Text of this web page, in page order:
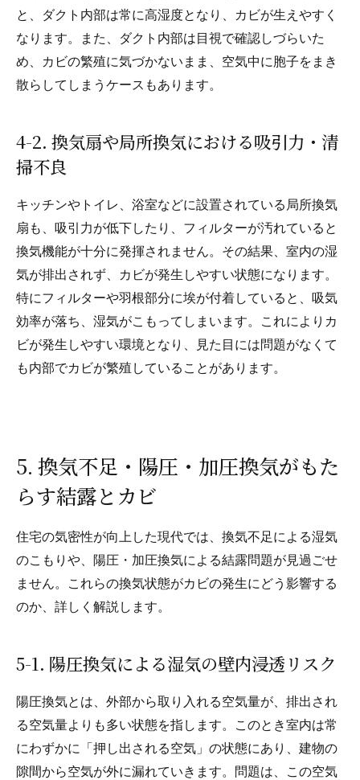
と、ダクト内部は常に高湿度となり、カビが生えやすく
なります。また、ダクト内部は目視で確認しづらいた
め、カビの繁殖に気づかないまま、空気中に胞子をまき
散らしてしまうケースもあります。
4-2. 換気扇や局所換気における吸引力・清
掃不良
キッチンやトイレ、浴室などに設置されている局所換気
扇も、吸引力が低下したり、フィルターが汚れていると
換気機能が十分に発揮されません。その結果、室内の湿
気が排出されず、カビが発生しやすい状態になります。
特にフィルターや羽根部分に埃が付着していると、吸気
効率が落ち、湿気がこもってしまいます。これによりカ
ビが発生しやすい環境となり、見た目には問題がなくて
も内部でカビが繁殖していることがあります。
5. 換気不足・陽圧・加圧換気がもた
らす結露とカビ
住宅の気密性が向上した現代では、換気不足による湿気
のこもりや、陽圧・加圧換気による結露問題が見過ごせ
ません。これらの換気状態がカビの発生にどう影響する
のか、詳しく解説します。
5-1. 陽圧換気による湿気の壁内浸透リスク
陽圧換気とは、外部から取り入れる空気量が、排出され
る空気量よりも多い状態を指します。このとき室内は常
にわずかに「押し出される空気」の状態にあり、建物の
隙間から空気が外に漏れていきます。問題は、この空気